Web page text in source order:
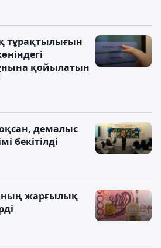
тұрақтылығын
қойылатын
демалыс
бекітілді
жарғылық